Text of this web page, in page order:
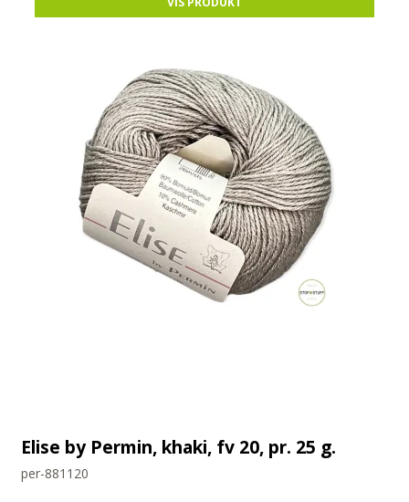
Elise by Permin, khaki, fv 20, pr. 25 g.
per-881120